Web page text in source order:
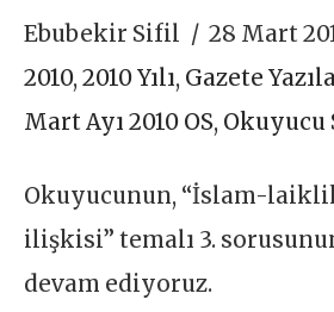
Ebubekir Sifil
28 Mart
2010,2010 Yılı, Gazete
Mart Ayı 2010 OS, Okuyucu
Okuyucunun, “İslam-
ilişkisi” temalı 3.
devam ediyoruz.